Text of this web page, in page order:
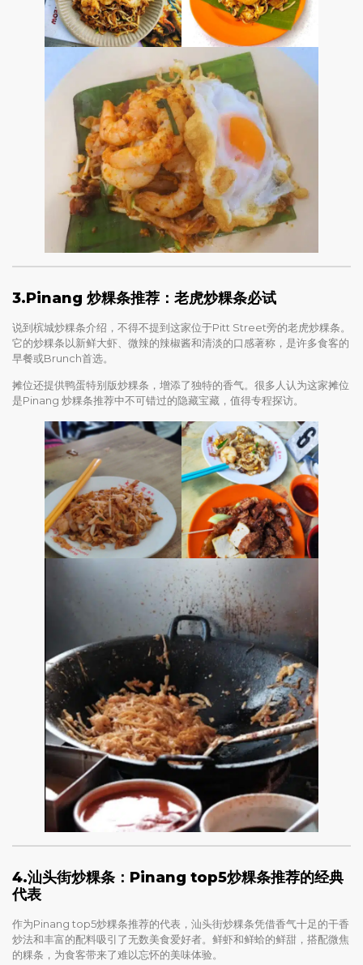
3.Pinang 炒粿条推荐：老虎炒粿条必试
说到槟城炒粿条介绍，不得不提到这家位于Pitt Street旁的老虎炒粿条。
它的炒粿条以新鲜大虾、微辣的辣椒酱和清淡的口感著称，是许多食客的
早餐或Brunch首选。
摊位还提供鸭蛋特别版炒粿条，增添了独特的香气。很多人认为这家摊位
是Pinang 炒粿条推荐中不可错过的隐藏宝藏，值得专程探访。
4.汕头街炒粿条：Pinang top5炒粿条推荐的经典
代表
作为Pinang top5炒粿条推荐的代表，汕头街炒粿条凭借香气十足的干香
炒法和丰富的配料吸引了无数美食爱好者。鲜虾和鲜蛤的鲜甜，搭配微焦
的粿条，为食客带来了难以忘怀的美味体验。